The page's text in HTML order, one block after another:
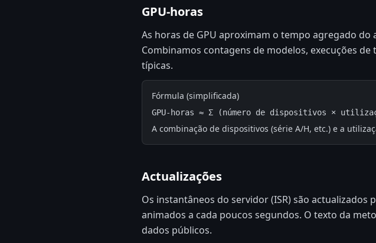
GPU-horas
As horas de GPU aproximam o tempo agregado
Combinamos contagens de modelos, execuções
típicas.
Fórmula (simplificada)
GPU-horas ≈ Σ (número de dispositivos ×
A combinação de dispositivos (série A/H, etc.) e a
Actualizações
Os instantâneos do servidor (ISR) são
animados a cada poucos segundos. O texto da
dados públicos.